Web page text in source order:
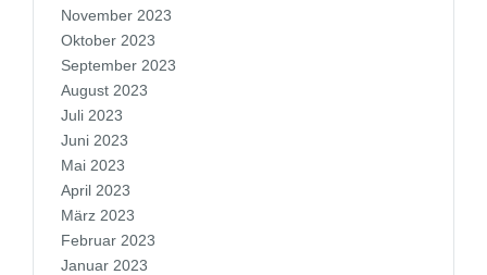
November 2023
Oktober 2023
September 2023
August 2023
Juli 2023
Juni 2023
Mai 2023
April 2023
März 2023
Februar 2023
Januar 2023